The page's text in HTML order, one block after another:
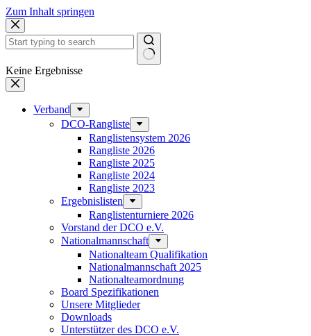
Zum Inhalt springen
Keine Ergebnisse
Verband
DCO-Rangliste
Ranglistensystem 2026
Rangliste 2026
Rangliste 2025
Rangliste 2024
Rangliste 2023
Ergebnislisten
Ranglistenturniere 2026
Vorstand der DCO e.V.
Nationalmannschaft
Nationalteam Qualifikation
Nationalmannschaft 2025
Nationalteamordnung
Board Spezifikationen
Unsere Mitglieder
Downloads
Unterstützer des DCO e.V.